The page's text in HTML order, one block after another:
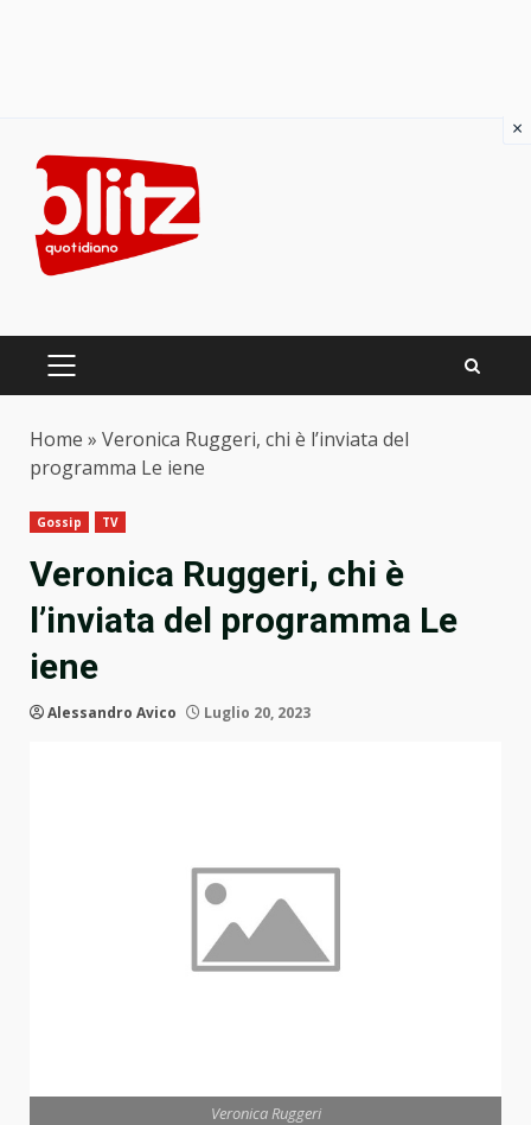
content
PRIMARY
Home » Veronica Ruggeri, chi è l’inviata del
programma Le iene
Gossip TV
Veronica Ruggeri, chi è
l’inviata del programma Le
iene
Alessandro Avico Luglio 20, 2023
Veronica Ruggeri
×